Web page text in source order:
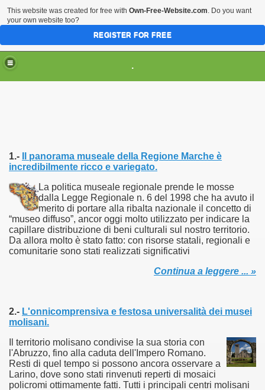
HOME
CIVILTA'
EVENTI & MANIFESTAZIONI
.
1.-
Il panorama museale della Regione Marche è
incredibilmente ricco e variegato.
La politica museale regionale prende le mosse
dalla Legge Regionale n. 6 del 1998 che ha avuto il
merito di portare alla ribalta nazionale il concetto di
“museo diffuso”, ancor oggi molto utilizzato per indicare la
capillare distribuzione di beni culturali sul nostro territorio.
Da allora molto è stato fatto: con risorse statali, regionali e
comunitarie sono stati realizzati significativi
Continua a leggere ... »
2.- L'onnicomprensiva e festosa universalità dei musei
molisani.
Il territorio molisano condivise la sua storia con
l'Abruzzo, fino alla caduta dell'Impero Romano.
Resti di quel tempo si possono ancora osservare a
Larino, dove sono stati rinvenuti reperti di mosaici
policromi ottimamente fatti. Tutti i principali centri molisani
This website was created for free with Own-Free-Website.com. Do you want
your own website too?
REGISTER FOR FREE